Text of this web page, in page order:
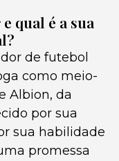
qual é a sua
de futebol
como meio-
Albion, da
por sua
sua habilidade
promessa